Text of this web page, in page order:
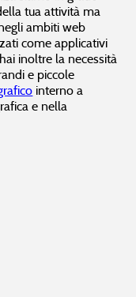
tua attività ma
ambiti web
come applicativi
inoltre la necessità
e piccole
interno a
e nella